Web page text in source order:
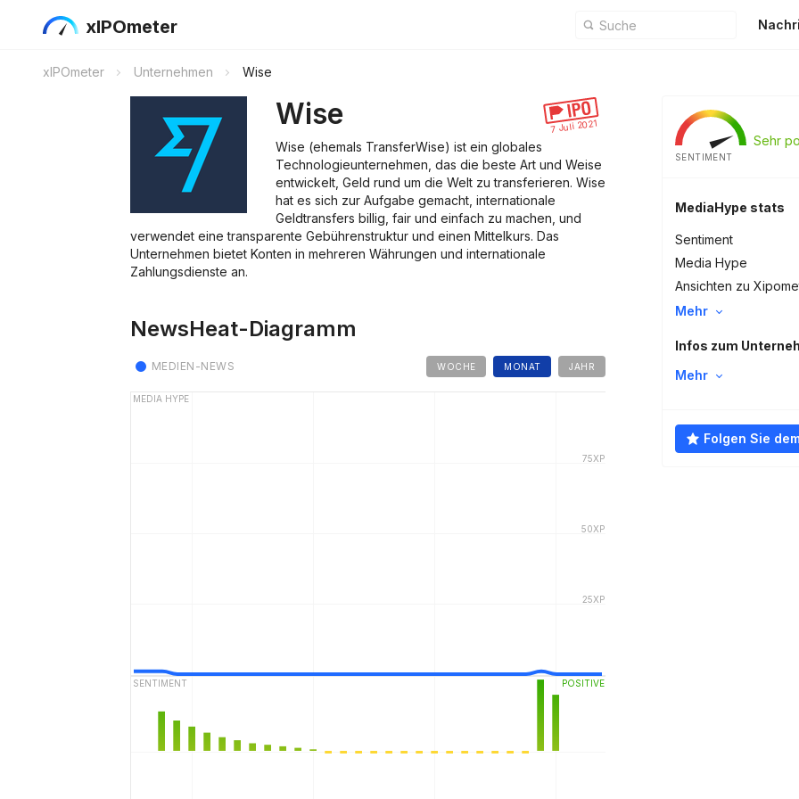
xIPOmeter
xIPOmeter Unternehmen Wise
7 Juli 2021
Wise
Wise (ehemals TransferWise) ist ein globales
Technologieunternehmen, das die beste Art und Weise
entwickelt, Geld rund um die Welt zu transferieren. Wise
hat es sich zur Aufgabe gemacht, internationale
Geldtransfers billig, fair und einfach zu machen, und
verwendet eine transparente Gebührenstruktur und einen Mittelkurs. Das
Unternehmen bietet Konten in mehreren Währungen und internationale
Zahlungsdienste an.
Sehr
SENTIMENT
MediaHype stats
Sentiment
Media Hype
Ansichten zu
Mehr
Infos zum
Mehr
Folgen Sie
NewsHeat-Diagramm
WOCHE MONAT JAHR
MEDIEN-NEWS